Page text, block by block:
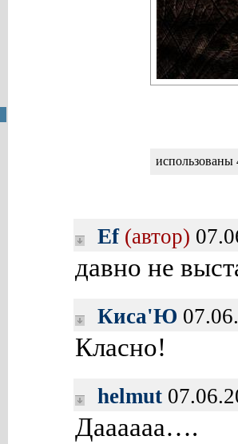
Ef (автор)
давно не
Киса'Ю
Класно!
helmut
Даааааа….